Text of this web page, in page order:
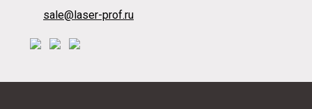
sale@laser-prof.ru